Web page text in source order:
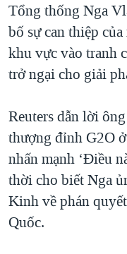
THƯỢNG ĐỈNH
TRỊNH VĨNH BÌNH
NGƯ DÂN VIỆT VÀ
Tổng thống Nga
bố sự can thiệp
khu vực vào tranh
trở ngại cho giải
Reuters dẫn lời
thượng đỉnh G2O
nhấn mạnh ‘Điều
thời cho biết Nga
Kinh về phán
Quốc.